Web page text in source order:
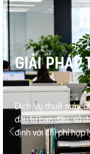
GIẢI PHÁP
Dịch vụ thuê máy
đầu tư ban đầu, sử
định với chi phí hợp